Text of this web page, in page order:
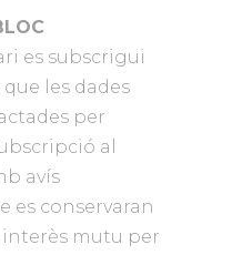
es subscrigui
les dades
per
al
avís
es conservaran
mutu per